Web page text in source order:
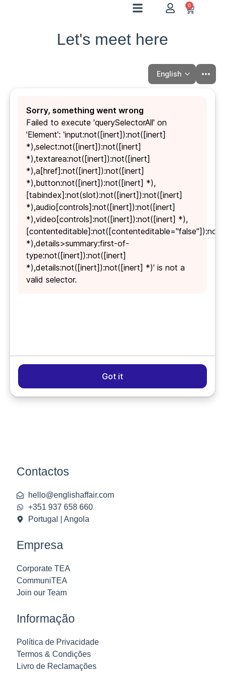
0
Let's meet here
Contactos
hello@englishaffair.com
+351 937 658 660
Portugal | Angola
Empresa
Corporate TEA
CommuniTEA
Join our Team
Informação
Política de Privacidade
Termos & Condições
Livro de Reclamações